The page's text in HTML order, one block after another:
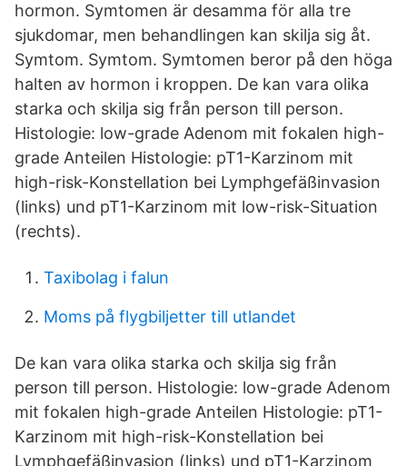
hormon. Symtomen är desamma för alla tre
sjukdomar, men behandlingen kan skilja sig åt.
Symtom. Symtom. Symtomen beror på den höga
halten av hormon i kroppen. De kan vara olika
starka och skilja sig från person till person.
Histologie: low-grade Adenom mit fokalen high-
grade Anteilen Histologie: pT1-Karzinom mit
high-risk-Konstellation bei Lymphgefäßinvasion
(links) und pT1-Karzinom mit low-risk-Situation
(rechts).
Taxibolag i falun
Moms på flygbiljetter till utlandet
De kan vara olika starka och skilja sig från
person till person. Histologie: low-grade Adenom
mit fokalen high-grade Anteilen Histologie: pT1-
Karzinom mit high-risk-Konstellation bei
Lymphgefäßinvasion (links) und pT1-Karzinom